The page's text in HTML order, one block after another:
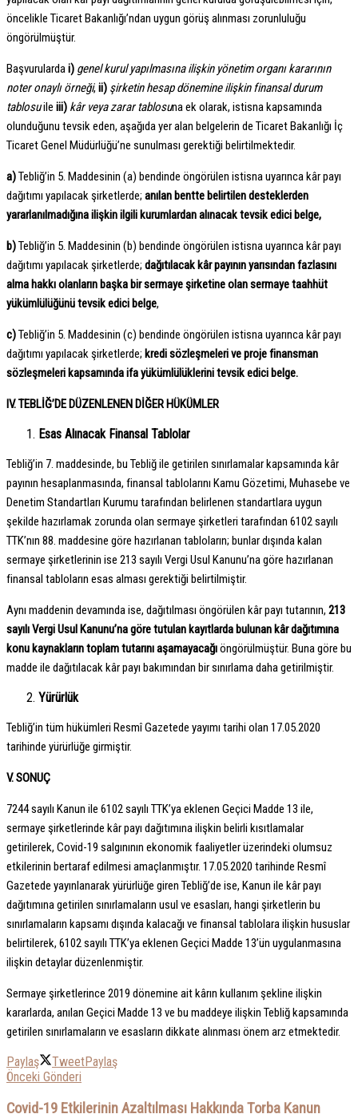
öncelikle Ticaret Bakanlığı’ndan uygun görüş alınması zorunluluğu
öngörülmüştür.
Başvurulardai) genel kurul yapılmasına ilişkin yönetim organı kararının
noter onaylı örneği, ii) şirketin hesap dönemine ilişkin finansal durum
tablosuile iii) kâr veya zarar tablosuna ek olarak, istisna kapsamında
olunduğunu tevsik eden, aşağıda yer alan belgelerin de Ticaret Bakanlığı İç
Ticaret Genel Müdürlüğü’ne sunulması gerektiği belirtilmektedir.
a)Tebliğ’in 5. Maddesinin (a) bendinde öngörülen istisna uyarınca kâr payı
dağıtımı yapılacak şirketlerde; anılan bentte belirtilen desteklerden
yararlanılmadığına ilişkin ilgili kurumlardan alınacak tevsik edici belge,
b)Tebliğ’in 5. Maddesinin (b) bendinde öngörülen istisna uyarınca kâr payı
dağıtımı yapılacak şirketlerde; dağıtılacak kâr payının yarısından fazlasını
alma hakkı olanların başka bir sermaye şirketine olan sermaye taahhüt
yükümlülüğünü tevsik edici belge,
c)Tebliğ’in 5. Maddesinin (c) bendinde öngörülen istisna uyarınca kâr payı
dağıtımı yapılacak şirketlerde; kredi sözleşmeleri ve proje finansman
sözleşmeleri kapsamında ifa yükümlülüklerini tevsik edici belge.
IV. TEBLİĞ’DE DÜZENLENEN DİĞER HÜKÜMLER
Esas Alınacak Finansal Tablolar
Tebliğ’in 7. maddesinde, bu Tebliğ ile getirilen sınırlamalar kapsamında kâr
payının hesaplanmasında, finansal tablolarını Kamu Gözetimi, Muhasebe ve
Denetim Standartları Kurumu tarafından belirlenen standartlara uygun
şekilde hazırlamak zorunda olan sermaye şirketleri tarafından 6102 sayılı
TTK’nın 88. maddesine göre hazırlanan tabloların; bunlar dışında kalan
sermaye şirketlerinin ise 213 sayılı Vergi Usul Kanunu’na göre hazırlanan
finansal tabloların esas alması gerektiği belirtilmiştir.
Aynı maddenin devamında ise, dağıtılması öngörülen kâr payı tutarının, 213
sayılı Vergi Usul Kanunu’na göre tutulan kayıtlarda bulunan kâr dağıtımına
konu kaynakların toplam tutarını aşamayacağıöngörülmüştür. Buna göre bu
madde ile dağıtılacak kâr payı bakımından bir sınırlama daha getirilmiştir.
Yürürlük
Tebliğ’in tüm hükümleri Resmî Gazetede yayımı tarihi olan 17.05.2020
tarihinde yürürlüğe girmiştir.
V. SONUÇ
7244 sayılı Kanun ile 6102 sayılı TTK’ya eklenen Geçici Madde 13 ile,
sermaye şirketlerinde kâr payı dağıtımına ilişkin belirli kısıtlamalar
getirilerek, Covid-19 salgınının ekonomik faaliyetler üzerindeki olumsuz
etkilerinin bertaraf edilmesi amaçlanmıştır. 17.05.2020 tarihinde Resmî
Gazetede yayınlanarak yürürlüğe giren Tebliğ’de ise, Kanun ile kâr payı
dağıtımına getirilen sınırlamaların usul ve esasları, hangi şirketlerin bu
sınırlamaların kapsamı dışında kalacağı ve finansal tablolara ilişkin hususlar
belirtilerek, 6102 sayılı TTK’ya eklenen Geçici Madde 13’ün uygulanmasına
ilişkin detaylar düzenlenmiştir.
Sermaye şirketlerince 2019 dönemine ait kârın kullanım şekline ilişkin
kararlarda, anılan Geçici Madde 13 ve bu maddeye ilişkin Tebliğ kapsamında
getirilen sınırlamaların ve esasların dikkate alınması önem arz etmektedir.
Paylaş TweetPaylaş
Önceki Gönderi
Covid-19 Etkilerinin Azaltılması Hakkında Torba Kanun